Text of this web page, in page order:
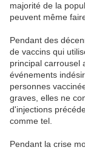
majorité de la
peuvent même
Pendant des
de vaccins qui
principal carrousel
événements
personnes
graves, elles ne
d'injections
comme tel.
Pendant la crise